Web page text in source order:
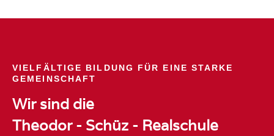
VIELFÄLTIGE BILDUNG FÜR EINE STARKE
GEMEINSCHAFT
Wir sind die
Theodor - Schüz - Realschule